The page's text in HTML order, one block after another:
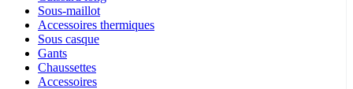
Sous-maillot
Accessoires thermiques
Sous casque
Gants
Chaussettes
Accessoires